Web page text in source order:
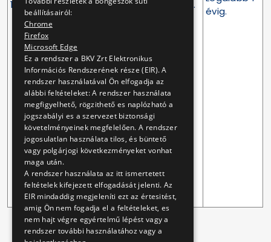
1.
intézkedési terv)
készíteni az
egyajánlatos
közbeszerzései
számának
csökkentésére
vonatkozóan, az adott
évre irányadó
közbeszerzési tervére
figyelemmel. Az
ajánlatkérő az
intézkedési tervet a
tárgyév március 31-ig az
EKR-ben nyilvánosan
közzéteszi.
március 31.
évig.
beállításairól:
Chrome
Firefox
Microsoft Edge
Ez a rendszer a BKV Zrt Elektronikus
Információs Rendszerének része (EIR). A
rendszer használatával Ön elfogadja az
alábbi feltételeket: A rendszer használata
megfigyelhető, rögzithető es naplózható a
jogszabályi es a szervezet biztonsági
követelményeinek megfelelően. A rendszer
jogosulatlan használata tilos, és büntető
vagy polgárjogi következményeket vonhat
maga után.
A rendszer használata az itt ismertetett
feltételek kifejezett elfogadását jelenti. Az
EIR mindaddig megjeleníti ezt az értesitést,
amig Ön nem fogadja el a feltételeket, es
nem hajt végre egyértelmű lépést vagy a
rendszer további használatához vagy a